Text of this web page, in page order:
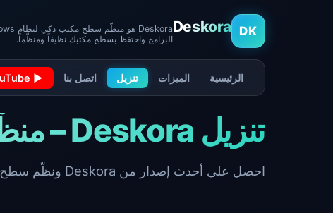
DK
Deskora
البرامج واحتفظ بسطح مكتبك نظيفاً ومنظّماً.
الرئيسية الميزات تنزيل اتصل بنا ▶ YouTube
تنزيل Deskora – منظّم سطح المكتب المجاني لنظام Windows
احصل على أحدث إصدار من Deskora ونظّم سطح مكتبك.